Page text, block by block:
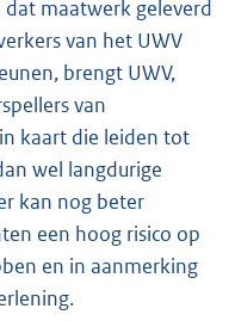
maatwerk geleverd
van het UWV
brengt UWV,
van
kaart die leiden tot
wel langdurige
kan nog beter
een hoog risico op
en in aanmerking